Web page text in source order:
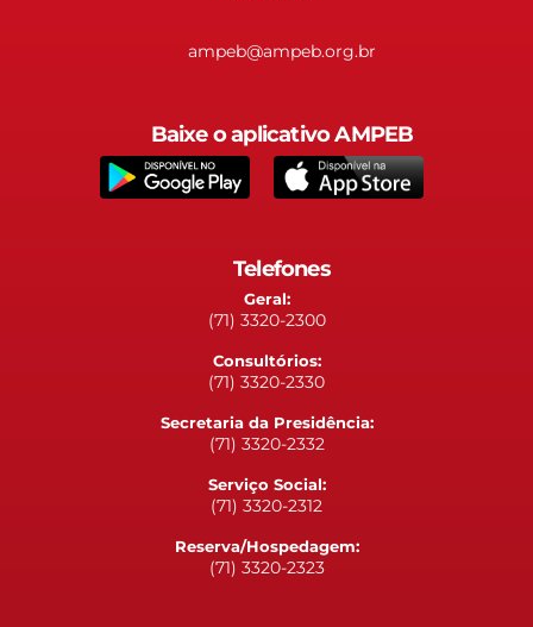
ampeb@ampeb.org.br
Baixe o aplicativo AMPEB
Telefones
Geral:
(71) 3320-2300
Consultórios:
(71) 3320-2330
Secretaria da Presidência:
(71) 3320-2332
Serviço Social:
(71) 3320-2312
Reserva/Hospedagem:
(71) 3320-2323